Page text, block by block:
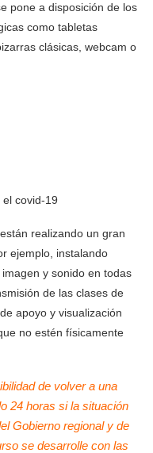
pone a disposición de los
como tabletas
clásicas, webcam o
realizando un gran
ejemplo, instalando
y sonido en todas
de las clases de
apoyo y visualización
no estén físicamente
de volver a una
24 horas si la situación
Gobierno regional y de
se desarrolle con las